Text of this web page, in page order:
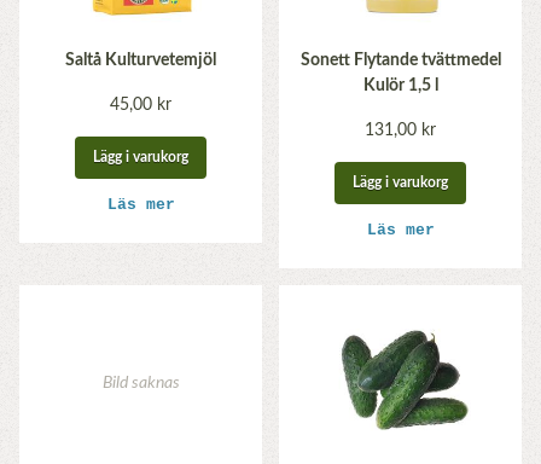
Saltå Kulturvetemjöl
45,00 kr
Lägg i varukorg
Läs mer
Sonett Flytande tvättmedel
Kulör 1,5 l
131,00 kr
Lägg i varukorg
Läs mer